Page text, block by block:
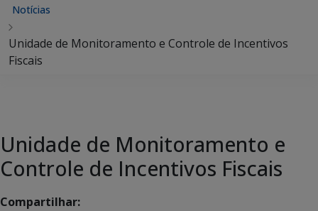
Notícias
Unidade de Monitoramento e Controle de Incentivos
Fiscais
Unidade de Monitoramento e
Controle de Incentivos Fiscais
Compartilhar: